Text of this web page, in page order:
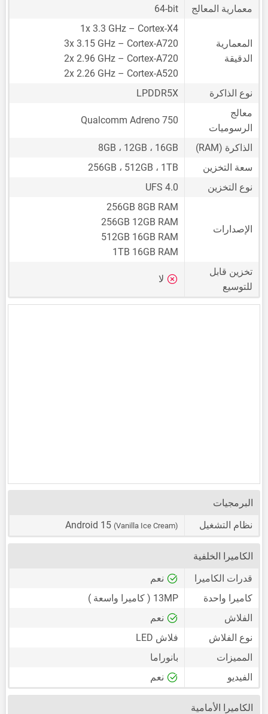
معمارية المعالج 64-bit
المعمارية
الدقيقة
1x 3.3 GHz – Cortex-X4
3x 3.15 GHz – Cortex-A720
2x 2.96 GHz – Cortex-A720
2x 2.26 GHz – Cortex-A520
نوع الذاكرة
LPDDR5X
معالج
الرسوميات
Qualcomm Adreno 750
الذاكرة (RAM)
8GB ، 12GB ، 16GB
سعة التخزين
256GB ، 512GB ، 1TB
نوع التخزين
UFS 4.0
الإصدارات
256GB 8GB RAM
256GB 12GB RAM
512GB 16GB RAM
1TB 16GB RAM
تخزين قابل
للتوسيع
لا
البرمجيات
نظام التشغيل
Android 15 (Vanilla Ice Cream)
الكاميرا الخلفية
قدرات الكاميرا
نعم
كاميرا واحدة
13MP ( كاميرا واسعة )
الفلاش
نعم
نوع الفلاش
فلاش LED
المميزات
بانوراما
الفيديو
نعم
الكاميرا الأمامية